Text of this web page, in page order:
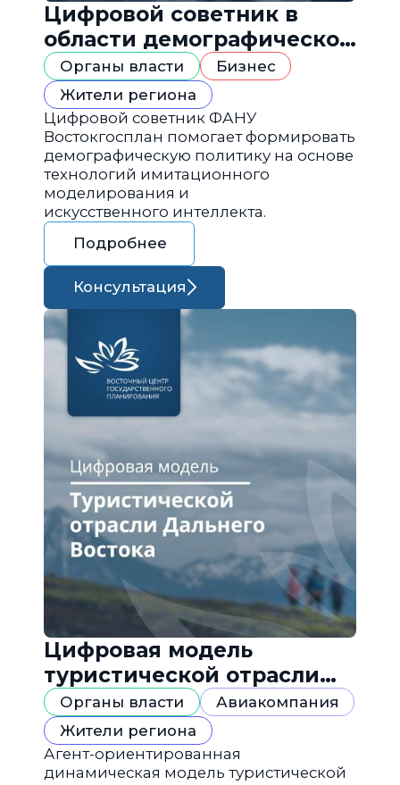
Цифровой советник в
области демографической
политики
Органы власти
Бизнес
Жители региона
Цифровой советник ФАНУ
Востокгосплан помогает формировать
демографическую политику на основе
технологий имитационного
моделирования и
искусственного интеллекта.
Подробнее
Консультация
Цифровая модель
туристической отрасли
Дальнего Востока
Органы власти
Авиакомпания
Жители региона
Агент-ориентированная
динамическая модель туристической